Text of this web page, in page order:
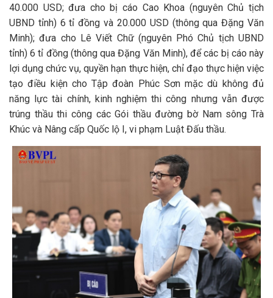
40.000 USD; đưa cho bị cáo Cao Khoa (nguyên Chủ tịch
UBND tỉnh) 6 tỉ đồng và 20.000 USD (thông qua Đặng Văn
Minh); đưa cho Lê Viết Chữ (nguyên Phó Chủ tịch UBND
tỉnh) 6 tỉ đồng (thông qua Đặng Văn Minh), để các bị cáo này
lợi dụng chức vụ, quyền hạn thực hiện, chỉ đạo thực hiện việc
tạo điều kiện cho Tập đoàn Phúc Sơn mặc dù không đủ
năng lực tài chính, kinh nghiệm thi công nhưng vẫn được
trúng thầu thi công các Gói thầu đường bờ Nam sông Trà
Khúc và Nâng cấp Quốc lộ I, vi phạm Luật Đấu thầu.